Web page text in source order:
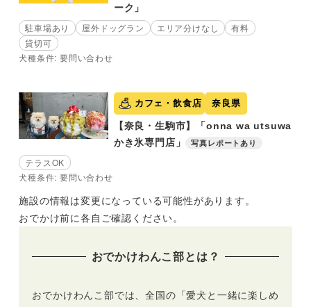
ーク」
駐車場あり 屋外ドッグラン エリア分けなし
有料
貸切可
犬種条件: 要問い合わせ
カフェ・飲食店 奈良県
【奈良・生駒市】「onna wa utsuwa
かき氷専門店」
写真レポートあり
テラスOK
犬種条件: 要問い合わせ
施設の情報は変更になっている可能性があります。
おでかけ前に各自ご確認ください。
おでかけわんこ部とは？
おでかけわんこ部では、全国の「愛犬と一緒に楽しめ